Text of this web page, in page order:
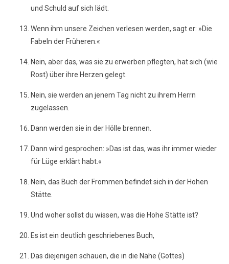
und Schuld auf sich lädt.
Wenn ihm unsere Zeichen verlesen werden, sagt er: »Die
Fabeln der Früheren.«
Nein, aber das, was sie zu erwerben pflegten, hat sich (wie
Rost) über ihre Herzen gelegt.
Nein, sie werden an jenem Tag nicht zu ihrem Herrn
zugelassen.
Dann werden sie in der Hölle brennen.
Dann wird gesprochen: »Das ist das, was ihr immer wieder
für Lüge erklärt habt.«
Nein, das Buch der Frommen befindet sich in der Hohen
Stätte.
Und woher sollst du wissen, was die Hohe Stätte ist?
Es ist ein deutlich geschriebenes Buch,
Das diejenigen schauen, die in die Nähe (Gottes)